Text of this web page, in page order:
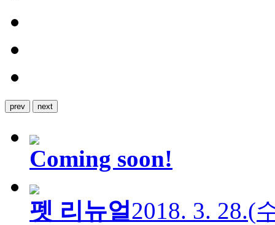
prev next
Coming soon!
펫 리뉴얼2018. 3. 28.(